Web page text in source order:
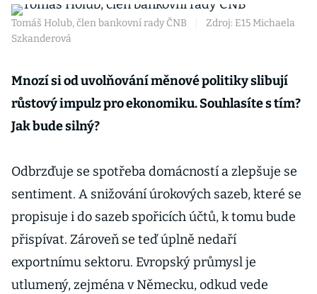
Tomáš Holub, člen bankovní rady ČNB
Zdroj: E15 Michaela
Szkanderová
Mnozí si od uvolňování měnové politiky slibují
růstový impulz pro ekonomiku. Souhlasíte s tím?
Jak bude silný?
Odbrzďuje se spotřeba domácností a zlepšuje se
sentiment. A snižování úrokových sazeb, které se
propisuje i do sazeb spořicích účtů, k tomu bude
přispívat. Zároveň se teď úplně nedaří
exportnímu sektoru. Evropský průmysl je
utlumený, zejména v Německu, odkud vede